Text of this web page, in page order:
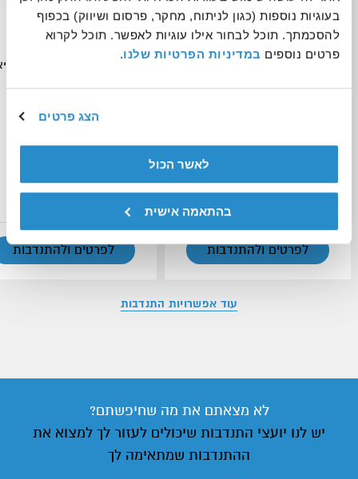
פרטים נוספים במדיניות הפרטיות שלנו.
הצג פרטים
לאשר הכול
בהתאמה אישית
התנדבות במרחב הלב - מרחב
נשי בטוח לנערות וצעירות במצבי
סיכון
יחידת ההתנדבות העירונית רמת גן -
רמת גן
שמירה בסל
לפרטים ולהתנדבות
הנחיית תוכן
אנוש - העמותה הישראלית
שמירה בסל
לפרטים ולהתנדבות
עוד אפשרויות התנדבות
לא מצאתם את מה שחיפשתם?
יש לנו יועצי התנדבות שיכולים לעזור לך למצוא את
ההתנדבות שמתאימה לך